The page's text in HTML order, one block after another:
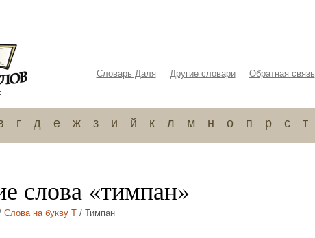
Словарь Даля Другие словари Обратная связь
г д е ж з и й к л м н о п р с т
слова «тимпан»
Слова на букву Т/ Тимпан